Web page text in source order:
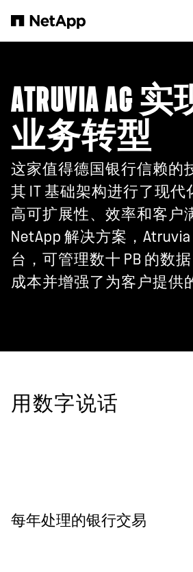
ATRUVIA AG
业务转型
这家值得德国银行信赖的
其 IT 基础架构进行了现代
高可扩展性、效率和客户
NetApp 解决方案，
台，可管理数十 PB 的数
成本并增强了为客户提供
用数字说话
每年处理的银行交易